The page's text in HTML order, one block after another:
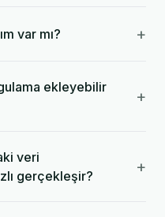
var mı? +
ekleyebilir
+
veri
gerçekleşir?
+